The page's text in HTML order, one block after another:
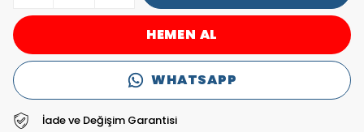
HEMEN AL
WHATSAPP
İade ve Değişim Garantisi